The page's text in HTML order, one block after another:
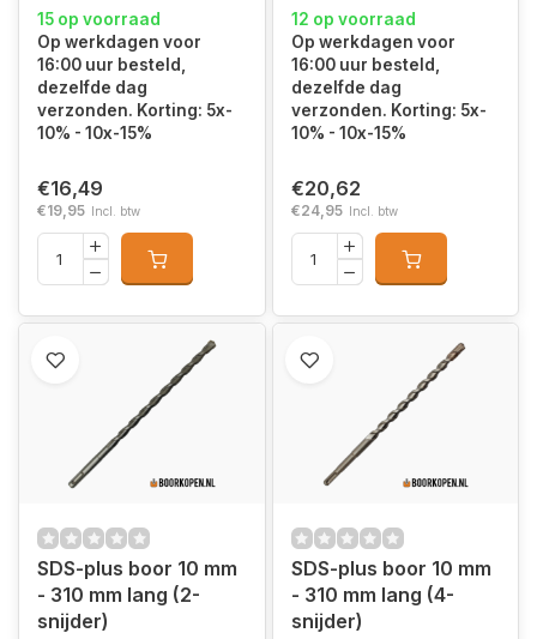
15 op voorraad
Op werkdagen voor
16:00 uur besteld,
dezelfde dag
verzonden. Korting: 5x-
10% - 10x-15%
€16,49
€19,95 Incl. btw
12 op voorraad
Op werkdagen voor
16:00 uur besteld,
dezelfde dag
verzonden. Korting: 5x-
10% - 10x-15%
€20,62
€24,95 Incl. btw
SDS-plus boor 10 mm
- 310 mm lang (2-
snijder)
SDS-plus boor 10 mm
- 310 mm lang (4-
snijder)